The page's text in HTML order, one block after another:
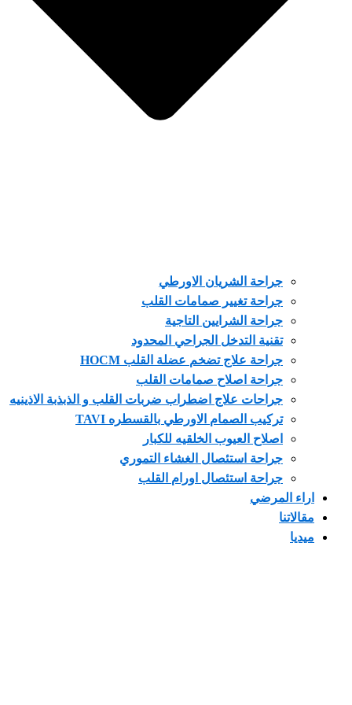
جراحة الشريان الاورطي
جراحة تغيير صمامات القلب
جراحة الشرايين التاجية
تقنية التدخل الجراحي المحدود
جراحة علاج تضخم عضلة القلب HOCM
جراحة اصلاح صمامات القلب
جراحات علاج اضطراب ضربات القلب و الذبذبة الاذينيه
تركيب الصمام الاورطي بالقسطره TAVI
اصلاح العيوب الخلقيه للكبار
جراحة استئصال الغشاء التموري
جراحة استئصال اورام القلب
المرضي